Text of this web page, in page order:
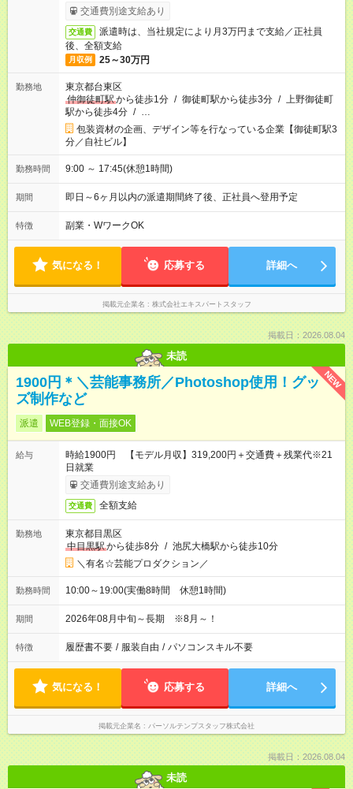
交通費別途支給あり
交通費
派遣時は、当社規定により月3万円まで支給／正社員
後、全額支給
月収例 25～30万円
勤務地
東京都台東区
仲御徒町駅から徒歩1分 / 御徒町駅から徒歩3分 / 上野御徒町
駅から徒歩4分 / …
包装資材の企画、デザイン等を行なっている企業【御徒町駅3
分／自社ビル】
勤務時間 9:00 ～ 17:45(休憩1時間)
期間 即日～6ヶ月以内の派遣期間終了後、正社員へ登用予定
特徴 副業・WワークOK
気になる！ 応募する 詳細へ
掲載元企業名 株式会社エキスパートスタッフ
掲載日：2026.08.04
未読
NEW
1900円＊＼芸能事務所／Photoshop使用！グッ
ズ制作など
派遣 WEB登録・面接OK
給与
時給1900円 【モデル月収】319,200円＋交通費＋残業代※21
日就業
交通費別途支給あり
交通費 全額支給
勤務地
東京都目黒区
中目黒駅から徒歩8分 / 池尻大橋駅から徒歩10分
＼有名☆芸能プロダクション／
勤務時間 10:00～19:00(実働8時間 休憩1時間)
期間 2026年08月中旬～長期 ※8月～！
特徴 履歴書不要 / 服装自由 / パソコンスキル不要
気になる！ 応募する 詳細へ
掲載元企業名 パーソルテンプスタッフ株式会社
掲載日：2026.08.04
未読